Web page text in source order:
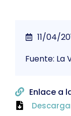
11/04/
Fuente: La
Enlace a